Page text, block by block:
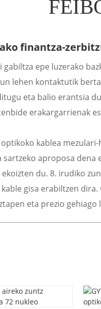
finantza-
gabiltza epe luzerako
lehen kontaktutik
eta balio erantsia
erakargarrienak
kablea
sartzeko aproposa
du. 8. irudiko
gisa erabiltzen
eta prezio